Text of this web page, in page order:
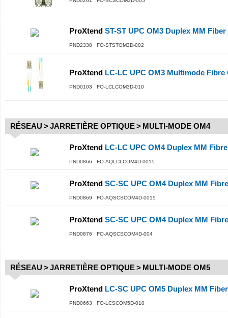
ProXtend ST-ST UPC OM3 Duplex MM Fiber
PND2338 FO-STSTOM3D-002
ProXtend LC-LC UPC OM3 Multimode Fibre
PND0103 FO-LCLCOM3D-010
RÉSEAU >JARRETIÈRE OPTIQUE> MULTI-MODE OM4
ProXtend LC-LC UPC OM4 Duplex MM
PND0866 FO-AQLCLCOM4D-0015
ProXtend SC-SC UPC OM4 Duplex MM
PND0869 FO-AQSCSCOM4D-0015
ProXtend SC-SC UPC OM4 Duplex MM
PND0876 FO-AQSCSCOM4D-004
RÉSEAU >JARRETIÈRE OPTIQUE> MULTI-MODE OM5
ProXtend LC-SC UPC OM5 Duplex MM
PND0663 FO-LCSCOM5D-010